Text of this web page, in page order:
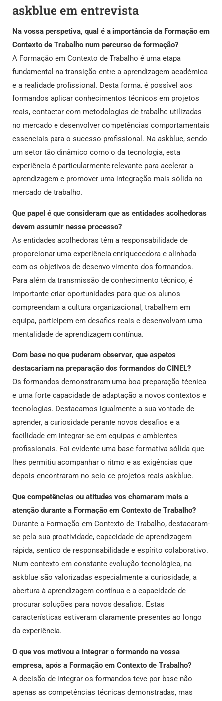
askblue em entrevista
Na vossa perspetiva, qual é a importância da Formação em
Contexto de Trabalho num percurso de formação?
A Formação em Contexto de Trabalho é uma etapa
fundamental na transição entre a aprendizagem académica
e a realidade profissional. Desta forma, é possível aos
formandos aplicar conhecimentos técnicos em projetos
reais, contactar com metodologias de trabalho utilizadas
no mercado e desenvolver competências comportamentais
essenciais para o sucesso profissional. Na askblue, sendo
um setor tão dinâmico como o da tecnologia, esta
experiência é particularmente relevante para acelerar a
aprendizagem e promover uma integração mais sólida no
mercado de trabalho.
Que papel é que consideram que as entidades acolhedoras
devem assumir nesse processo?
As entidades acolhedoras têm a responsabilidade de
proporcionar uma experiência enriquecedora e alinhada
com os objetivos de desenvolvimento dos formandos.
Para além da transmissão de conhecimento técnico, é
importante criar oportunidades para que os alunos
compreendam a cultura organizacional, trabalhem em
equipa, participem em desafios reais e desenvolvam uma
mentalidade de aprendizagem contínua.
Com base no que puderam observar, que aspetos
destacariam na preparação dos formandos do CINEL?
Os formandos demonstraram uma boa preparação técnica
e uma forte capacidade de adaptação a novos contextos e
tecnologias. Destacamos igualmente a sua vontade de
aprender, a curiosidade perante novos desafios e a
facilidade em integrar-se em equipas e ambientes
profissionais. Foi evidente uma base formativa sólida que
lhes permitiu acompanhar o ritmo e as exigências que
depois encontraram no seio de projetos reais askblue.
Que competências ou atitudes vos chamaram mais a
atenção durante a Formação em Contexto de Trabalho?
Durante a Formação em Contexto de Trabalho, destacaram-
se pela sua proatividade, capacidade de aprendizagem
rápida, sentido de responsabilidade e espírito colaborativo.
Num contexto em constante evolução tecnológica, na
askblue são valorizadas especialmente a curiosidade, a
abertura à aprendizagem contínua e a capacidade de
procurar soluções para novos desafios. Estas
características estiveram claramente presentes ao longo
da experiência.
O que vos motivou a integrar o formando na vossa
empresa, após a Formação em Contexto de Trabalho?
A decisão de integrar os formandos teve por base não
apenas as competências técnicas demonstradas, mas